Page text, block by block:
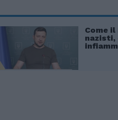
Come
nazisti,